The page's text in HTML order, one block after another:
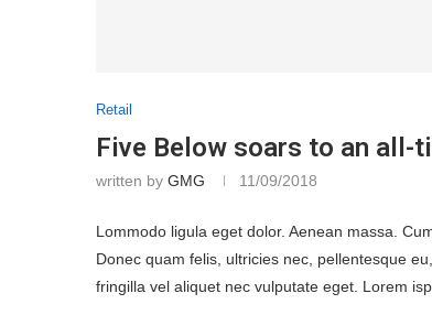
Retail
Five Below soars to an all-
written by GMG 11/09/2018
Lommodo ligula eget dolor. Aenean massa.
Donec quam felis, ultricies nec, pellentesque
fringilla vel aliquet nec vulputate eget. Lorem